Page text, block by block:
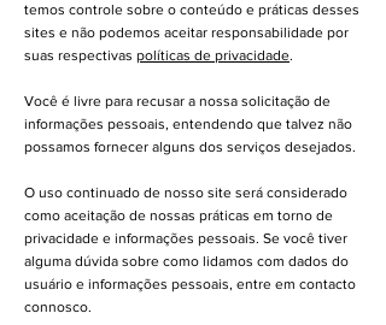
temos controle sobre o conteúdo e práticas desses
sites e não podemos aceitar responsabilidade por
suas respectivas políticas de privacidade.
Você é livre para recusar a nossa solicitação de
informações pessoais, entendendo que talvez não
possamos fornecer alguns dos serviços desejados.
O uso continuado de nosso site será considerado
como aceitação de nossas práticas em torno de
privacidade e informações pessoais. Se você tiver
alguma dúvida sobre como lidamos com dados do
usuário e informações pessoais, entre em contacto
connosco.